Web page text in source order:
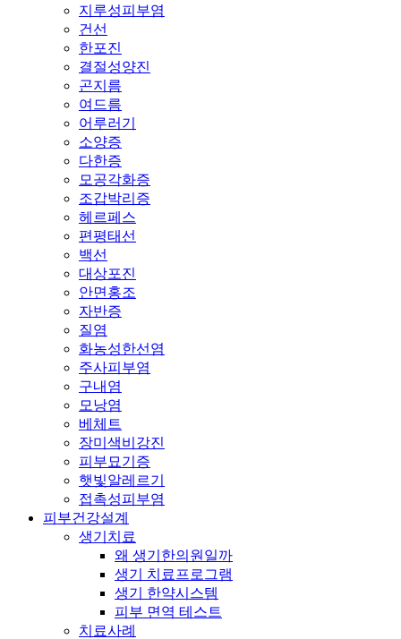
지루성피부염
건선
한포진
결절성양진
곤지름
여드름
어루러기
소양증
다한증
모공각화증
조갑박리증
헤르페스
편평태선
백선
대상포진
안면홍조
자반증
질염
화농성한선염
주사피부염
구내염
모낭염
베체트
장미색비강진
피부묘기증
햇빛알레르기
접촉성피부염
피부건강설계
생기치료
왜 생기한의원일까
생기 치료프로그램
생기 한약시스템
피부 면역 테스트
치료사례